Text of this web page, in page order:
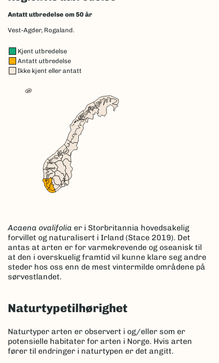
Antatt utbredelse om 50 år
Vest-Agder, Rogaland.
Kjent utbredelse
Antatt utbredelse
Ikke kjent eller antatt
Acaena ovalifolia er i Storbritannia hovedsakelig
forvillet og naturalisert i Irland (Stace 2019). Det
antas at arten er for varmekrevende og oseanisk til
at den i overskuelig framtid vil kunne klare seg andre
steder hos oss enn de mest vintermilde områdene på
sørvestlandet.
Naturtypetilhørighet
Naturtyper arten er observert i og/eller som er
potensielle habitater for arten i Norge. Hvis arten
fører til endringer i naturtypen er det angitt.